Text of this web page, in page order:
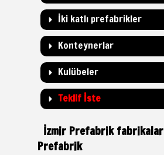
İki katlı prefabrikler
Konteynerlar
Kulübeler
Teklif İste
İzmir Prefabrik fabrikalar
Prefabrik